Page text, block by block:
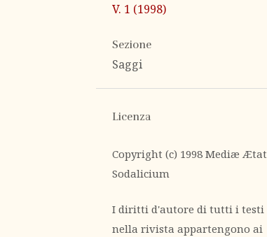
V. 1 (1998)
Sezione
Saggi
Licenza
Copyright (c) 1998 Mediæ
Sodalicium
I diritti d'autore di tutti i testi
nella rivista appartengono ai